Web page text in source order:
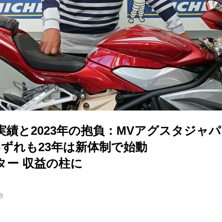
績と2023年の抱負：MVアグスタジャ
れも23年は新体制で始動
ー 収益の柱に